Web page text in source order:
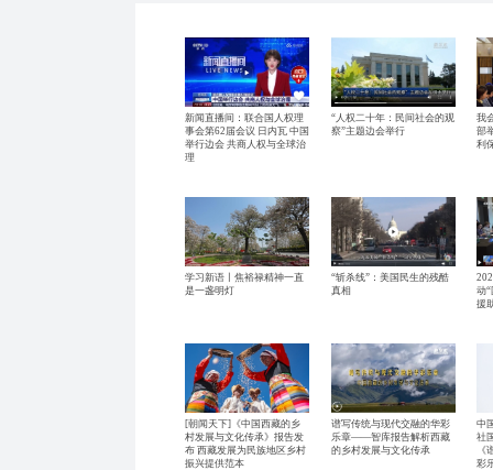
新闻直播间：联合国人权理
事会第62届会议 日内瓦 中国
举行边会 共商人权与全球治
理
“人权二十年：民间社会的观
察”主题边会举行
我
部
利
学习新语丨焦裕禄精神一直
是一盏明灯
“斩杀线”：美国民生的残酷
真相
动
援
[朝闻天下]《中国西藏的乡
村发展与文化传承》报告发
布 西藏发展为民族地区乡村
振兴提供范本
谱写传统与现代交融的华彩
乐章——智库报告解析西藏
的乡村发展与文化传承
中
社
《
彩